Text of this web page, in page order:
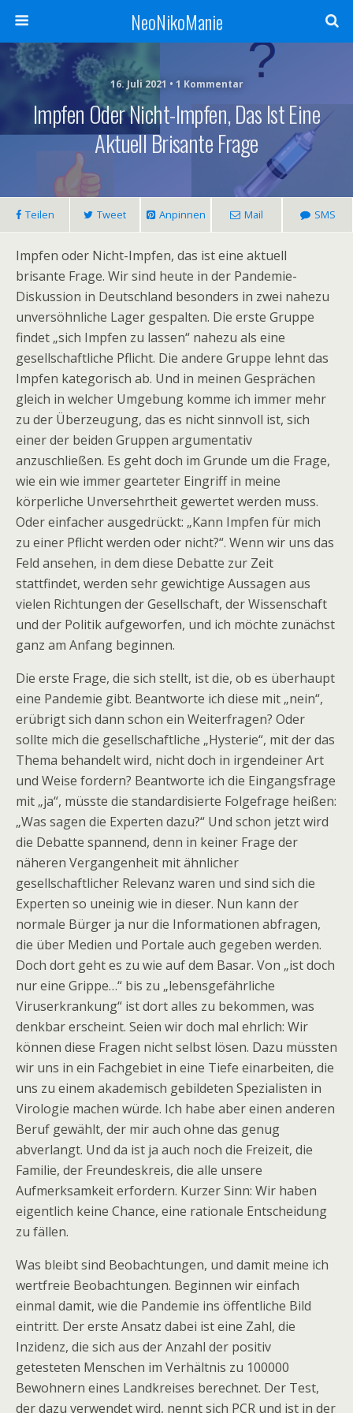
NeoNikoManie
16. Juli 2021 • 1 Kommentar
Impfen Oder Nicht-Impfen, Das Ist Eine
Aktuell Brisante Frage
Teilen Tweet Anpinnen Mail SMS
Impfen oder Nicht-Impfen, das ist eine aktuell
brisante Frage. Wir sind heute in der Pandemie-
Diskussion in Deutschland besonders in zwei nahezu
unversöhnliche Lager gespalten. Die erste Gruppe
findet „sich Impfen zu lassen“ nahezu als eine
gesellschaftliche Pflicht. Die andere Gruppe lehnt das
Impfen kategorisch ab. Und in meinen Gesprächen
gleich in welcher Umgebung komme ich immer mehr
zu der Überzeugung, das es nicht sinnvoll ist, sich
einer der beiden Gruppen argumentativ
anzuschließen. Es geht doch im Grunde um die Frage,
wie ein wie immer gearteter Eingriff in meine
körperliche Unversehrtheit gewertet werden muss.
Oder einfacher ausgedrückt: „Kann Impfen für mich
zu einer Pflicht werden oder nicht?“. Wenn wir uns das
Feld ansehen, in dem diese Debatte zur Zeit
stattfindet, werden sehr gewichtige Aussagen aus
vielen Richtungen der Gesellschaft, der Wissenschaft
und der Politik aufgeworfen, und ich möchte zunächst
ganz am Anfang beginnen.
Die erste Frage, die sich stellt, ist die, ob es überhaupt
eine Pandemie gibt. Beantworte ich diese mit „nein“,
erübrigt sich dann schon ein Weiterfragen? Oder
sollte mich die gesellschaftliche „Hysterie“, mit der das
Thema behandelt wird, nicht doch in irgendeiner Art
und Weise fordern? Beantworte ich die Eingangsfrage
mit „ja“, müsste die standardisierte Folgefrage heißen:
„Was sagen die Experten dazu?“ Und schon jetzt wird
die Debatte spannend, denn in keiner Frage der
näheren Vergangenheit mit ähnlicher
gesellschaftlicher Relevanz waren und sind sich die
Experten so uneinig wie in dieser. Nun kann der
normale Bürger ja nur die Informationen abfragen,
die über Medien und Portale auch gegeben werden.
Doch dort geht es zu wie auf dem Basar. Von „ist doch
nur eine Grippe…“ bis zu „lebensgefährliche
Viruserkrankung“ ist dort alles zu bekommen, was
denkbar erscheint. Seien wir doch mal ehrlich: Wir
können diese Fragen nicht selbst lösen. Dazu müssten
wir uns in ein Fachgebiet in eine Tiefe einarbeiten, die
uns zu einem akademisch gebildeten Spezialisten in
Virologie machen würde. Ich habe aber einen anderen
Beruf gewählt, der mir auch ohne das genug
abverlangt. Und da ist ja auch noch die Freizeit, die
Familie, der Freundeskreis, die alle unsere
Aufmerksamkeit erfordern. Kurzer Sinn: Wir haben
eigentlich keine Chance, eine rationale Entscheidung
zu fällen.
Was bleibt sind Beobachtungen, und damit meine ich
wertfreie Beobachtungen. Beginnen wir einfach
einmal damit, wie die Pandemie ins öffentliche Bild
eintritt. Der erste Ansatz dabei ist eine Zahl, die
Inzidenz, die sich aus der Anzahl der positiv
getesteten Menschen im Verhältnis zu 100000
Bewohnern eines Landkreises berechnet. Der Test,
der dazu verwendet wird, nennt sich PCR und ist in der